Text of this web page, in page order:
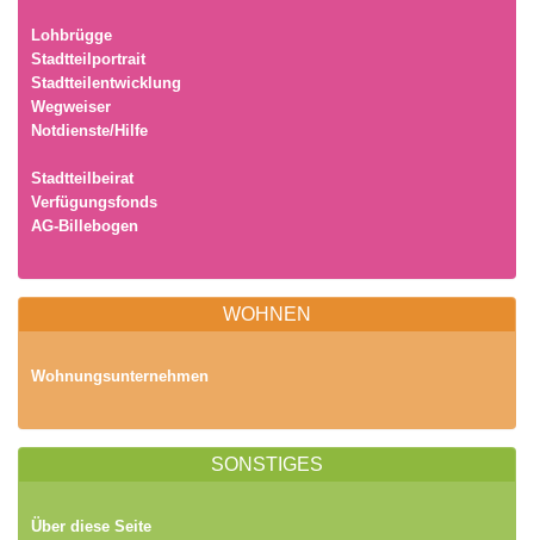
Lohbrügge
Stadtteilportrait
Stadtteilentwicklung
Wegweiser
Notdienste/Hilfe
Stadtteilbeirat
Verfügungsfonds
AG-Billebogen
WOHNEN
Wohnungsunternehmen
SONSTIGES
Über diese Seite